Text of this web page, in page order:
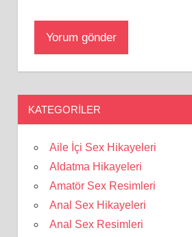
KATEGORILER
Aile İçi Sex Hikayeleri
Aldatma Hikayeleri
Amatör Sex Resimleri
Anal Sex Hikayeleri
Anal Sex Resimleri